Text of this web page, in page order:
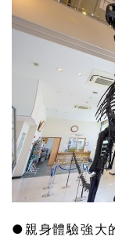
●親身體驗強大